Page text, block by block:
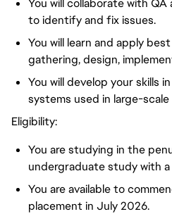
You will collaborate with
to identify and fix issues.
You will learn and apply
gathering, design,
You will develop your skills
systems used in large-scale
Eligibility:
You are studying in the
undergraduate study with
You are available to
placement in July 2026.